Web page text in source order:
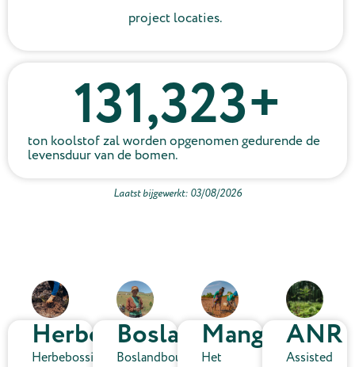
project locaties.
ton koolstof zal worden opgenomen gedurende de
levensduur van de bomen.
131,323+
Laatst bijgewerkt: 03/08/2026
Herbebossing
Herbebossing
Boslandbouw
Boslandbouw
Mangroven
Het
ANR
Assisted